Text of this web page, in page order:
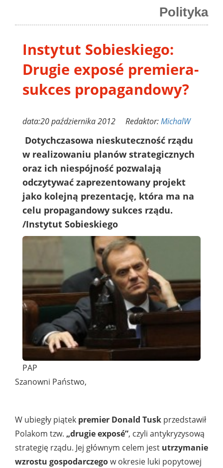
Polityka
Instytut Sobieskiego:
Drugie exposé premiera-
sukces propagandowy?
data:20 października 2012 Redaktor:MichalW
Dotychczasowa nieskuteczność rządu
w realizowaniu planów strategicznych
oraz ich niespójność pozwalają
odczytywać zaprezentowany projekt
jako kolejną prezentację, która ma na
celu propagandowy sukces rządu.
/Instytut Sobieskiego
PAP
Szanowni Państwo,
W ubiegły piątek premier Donald Tusk przedstawił
Polakom tzw. „drugie exposé”, czyli antykryzysową
strategię rządu. Jej głównym celem jest utrzymanie
wzrostu gospodarczegow okresie luki popytowej